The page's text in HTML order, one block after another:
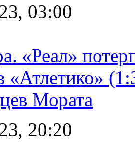
03:00
«Реал»
«Атлетико»
Мората
20:20